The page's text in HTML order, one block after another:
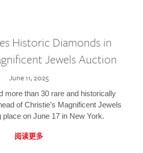
Historic Diamonds in
Jewels Auction
June 11, 2025
more than 30 rare and historically
of Christie’s Magnificent Jewels
place on June 17 in New York.
阅读更多